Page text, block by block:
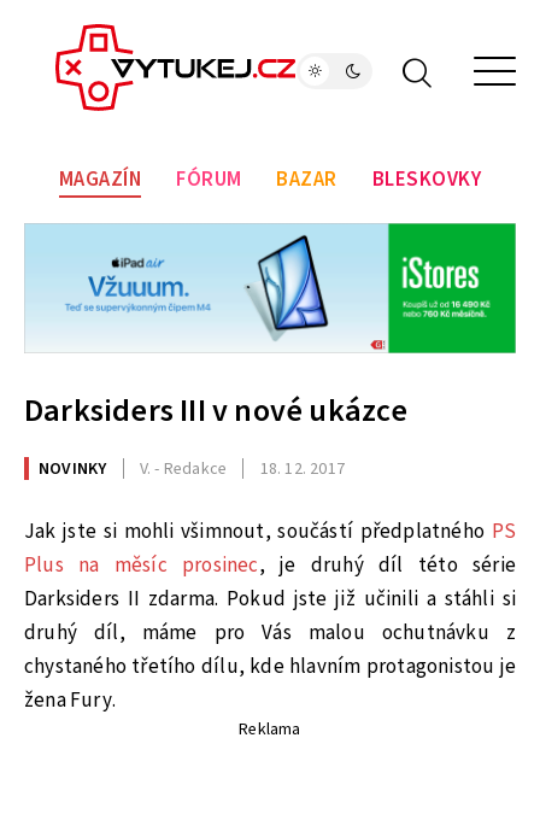
MAGAZÍN FÓRUM BAZAR BLESKOVKY
Darksiders III v nové ukázce
NOVINKY V. - Redakce 18. 12. 2017
Jak jste si mohli všimnout, součástí předplatného PS
Plus na měsíc prosinec, je druhý díl této série
Darksiders II zdarma. Pokud jste již učinili a stáhli si
druhý díl, máme pro Vás malou ochutnávku z
chystaného třetího dílu, kde hlavním protagonistou je
žena Fury.
Reklama